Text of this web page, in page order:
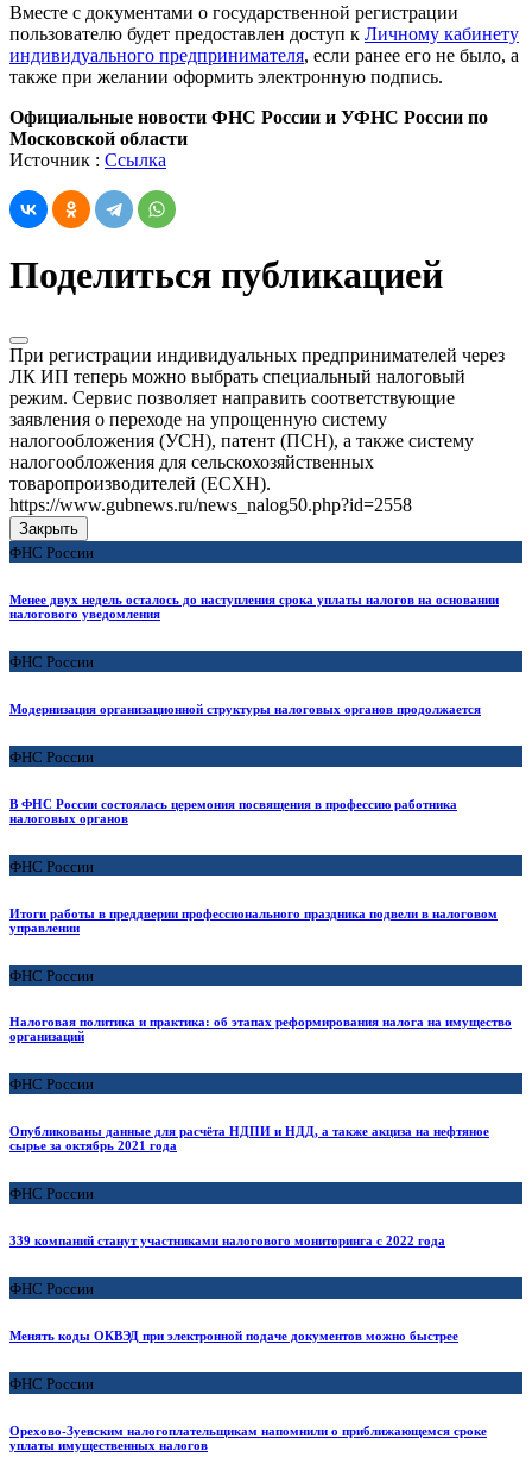
Вместе с документами о государственной регистрации
пользователю будет предоставлен доступ к Личному кабинету
индивидуального предпринимателя, если ранее его не было, а
также при желании оформить электронную подпись.
Официальные новости ФНС России и УФНС России по
Московской области
Источник : Ссылка
Поделиться публикацией
При регистрации индивидуальных предпринимателей через
ЛК ИП теперь можно выбрать специальный налоговый
режим. Сервис позволяет направить соответствующие
заявления о переходе на упрощенную систему
налогообложения (УСН), патент (ПСН), а также систему
налогообложения для сельскохозяйственных
товаропроизводителей (ЕСХН).
https://www.gubnews.ru/news_nalog50.php?id=2558
Закрыть
ФНС России
Менее двух недель осталось до наступления срока уплаты налогов на основании
налогового уведомления
ФНС России
Модернизация организационной структуры налоговых органов продолжается
ФНС России
В ФНС России состоялась церемония посвящения в профессию работника
налоговых органов
ФНС России
Итоги работы в преддверии профессионального праздника подвели в налоговом
управлении
ФНС России
Налоговая политика и практика: об этапах реформирования налога на имущество
организаций
ФНС России
Опубликованы данные для расчёта НДПИ и НДД, а также акциза на нефтяное
сырье за октябрь 2021 года
ФНС России
339 компаний станут участниками налогового мониторинга с 2022 года
ФНС России
Менять коды ОКВЭД при электронной подаче документов можно быстрее
ФНС России
Орехово-Зуевским налогоплательщикам напомнили о приближающемся сроке
уплаты имущественных налогов